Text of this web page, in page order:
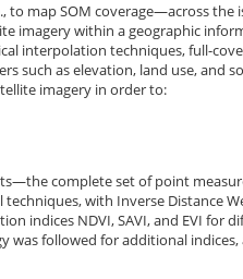
map SOM coverage—across the
imagery within a geographic
interpolation techniques, full-
such as elevation, land use, and
imagery in order to:
complete set of point
with Inverse Distance
indices NDVI, SAVI, and EVI for
was followed for additional indices,